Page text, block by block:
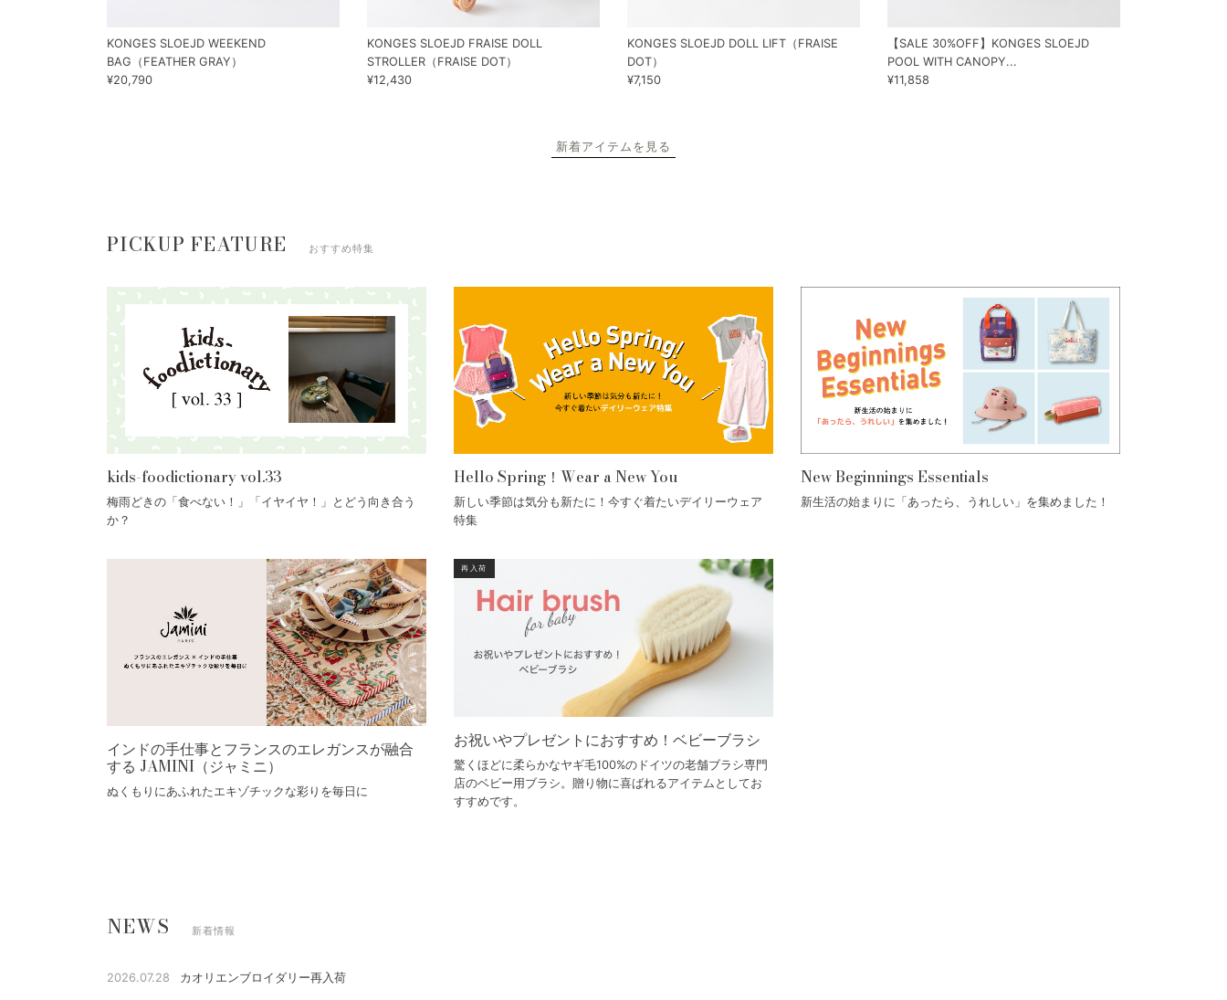
KONGES SLOEJD WEEKEND
BAG（FEATHER GRAY）
¥20,790
KONGES SLOEJD FRAISE DOLL
STROLLER（FRAISE DOT）
¥12,430
KONGES SLOEJD DOLL LIFT（FRAISE
DOT）
¥7,150
【SALE 30%OFF】KONGES SLOEJD
POOL WITH CANOPY...
¥11,858
新着アイテムを見る
PICKUP FEATURE おすすめ特集
kids-foodictionary vol.33
梅雨どきの「食べない！」「イヤイヤ！」とどう向き合う
か？
Hello Spring！Wear a New You
新しい季節は気分も新たに！今すぐ着たいデイリーウェア
特集
New Beginnings Essentials
新生活の始まりに「あったら、うれしい」を集めました！
インドの手仕事とフランスのエレガンスが融合
する JAMINI（ジャミニ）
ぬくもりにあふれたエキゾチックな彩りを毎日に
再入荷
お祝いやプレゼントにおすすめ！ベビーブラシ
驚くほどに柔らかなヤギ毛100%のドイツの老舗ブラシ専門
店のベビー用ブラシ。贈り物に喜ばれるアイテムとしてお
すすめです。
NEWS 新着情報
2026.07.28 カオリエンブロイダリー再入荷